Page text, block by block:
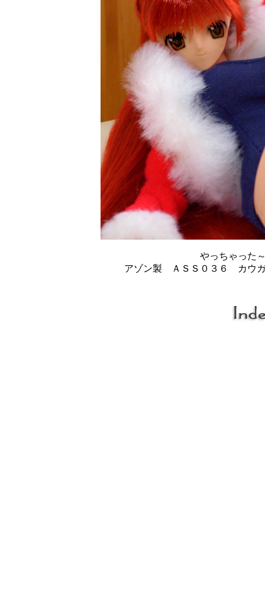
やっちゃった
アゾン製 ＡＳＳ０３６ カウガ